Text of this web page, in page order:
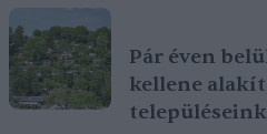
Pár éven
kellene